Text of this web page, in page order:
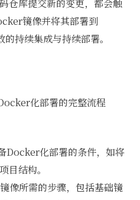
仓库提交新的变更，都会触
镜像并将其部署到
持续集成与持续部署。
化部署的完整流程
Docker化部署的条件，如将
目结构。
像所需的步骤，包括基础镜